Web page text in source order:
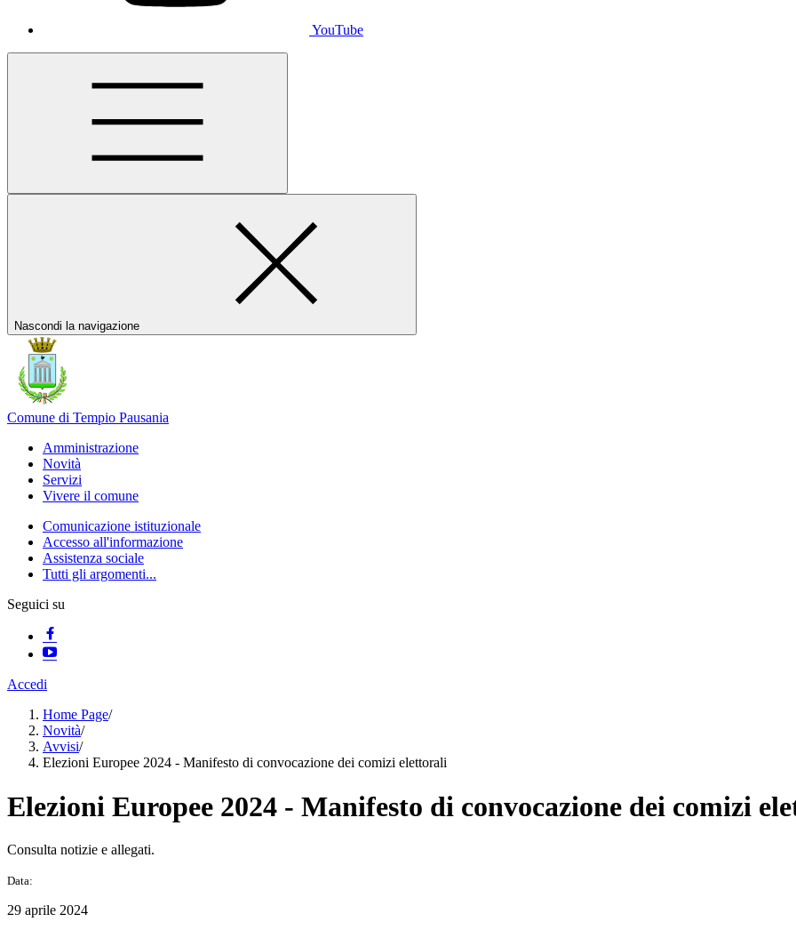
YouTube
Nascondi la navigazione
Comune di Tempio Pausania
Amministrazione
Novità
Servizi
Vivere il comune
Comunicazione istituzionale
Accesso all'informazione
Assistenza sociale
Tutti gli argomenti...
Seguici su
Accedi
Home Page/
Novità/
Avvisi/
Elezioni Europee 2024 - Manifesto di convocazione dei comizi elettorali
Elezioni Europee 2024 - Manifesto di convocazione dei comizi
Consulta notizie e allegati.
Data:
29 aprile 2024